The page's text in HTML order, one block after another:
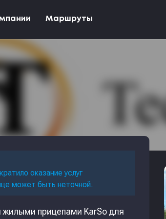
Маршруты
оказание услуг
может быть неточной.
жилыми прицепами KarSo для